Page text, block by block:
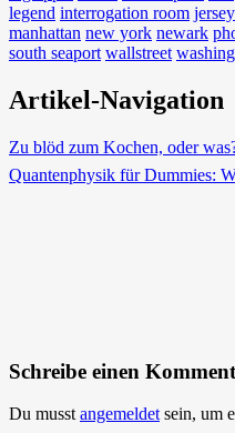
legend interrogation room jersey
manhattan new york newark
south seaport wallstreet
Artikel-Navigation
Zu blöd zum Kochen, oder
Quantenphysik für Dummies:
Schreibe einen
Du musst angemeldet sein, um